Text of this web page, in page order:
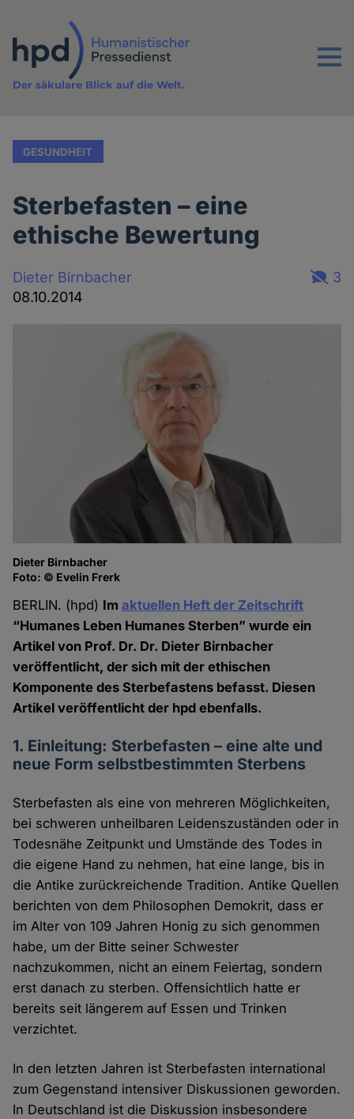
Inhalt
Menu
Der säkulare Blick auf die Welt.
GESUNDHEIT
Sterbefasten – eine
ethische Bewertung
Dieter Birnbacher
08.10.2014
3
Dieter Birnbacher
Foto: © Evelin Frerk
BERLIN. (hpd) Imaktuellen Heft der Zeitschrift
“Humanes Leben Humanes Sterben” wurde ein
Artikel von Prof. Dr. Dr. Dieter Birnbacher
veröffentlicht, der sich mit der ethischen
Komponente des Sterbefastens befasst. Diesen
Artikel veröffentlicht der hpd ebenfalls.
1. Einleitung: Sterbefasten – eine alte und
neue Form selbstbestimmten Sterbens
Sterbefasten als eine von mehreren Möglichkeiten,
bei schweren unheilbaren Leidenszuständen oder in
Todesnähe Zeitpunkt und Umstände des Todes in
die eigene Hand zu nehmen, hat eine lange, bis in
die Antike zurückreichende Tradition. Antike Quellen
berichten von dem Philosophen Demokrit, dass er
im Alter von 109 Jahren Honig zu sich genommen
habe, um der Bitte seiner Schwester
nachzukommen, nicht an einem Feiertag, sondern
erst danach zu sterben. Offensichtlich hatte er
bereits seit längerem auf Essen und Trinken
verzichtet.
In den letzten Jahren ist Sterbefasten international
zum Gegenstand intensiver Diskussionen geworden.
In Deutschland ist die Diskussion insbesondere